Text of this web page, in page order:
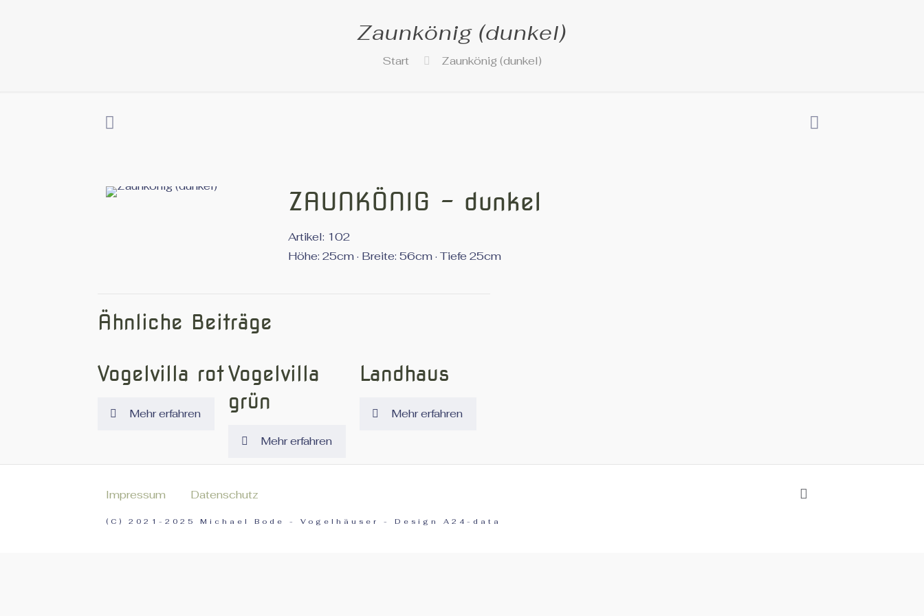
Zaunkönig (dunkel)
Start Zaunkönig (dunkel)
ZAUNKÖNIG - dunkel
Artikel: 102
Höhe: 25cm · Breite: 56cm · Tiefe 25cm
Ähnliche Beiträge
Vogelvilla rot
Mehr erfahren
Vogelvilla
grün
Mehr erfahren
Landhaus
Mehr erfahren
Impressum Datenschutz
(C) 2021-2025 Michael Bode - Vogelhäuser - Design A24-data